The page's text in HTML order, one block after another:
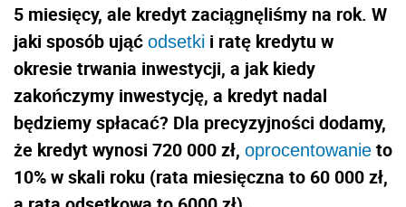
5 miesięcy, ale kredyt zaciągnęliśmy na rok. W
jaki sposób ująć odsetki i ratę kredytu w
okresie trwania inwestycji, a jak kiedy
zakończymy inwestycję, a kredyt nadal
będziemy spłacać? Dla precyzyjności dodamy,
że kredyt wynosi 720 000 zł, oprocentowanie to
10% w skali roku (rata miesięczna to 60 000 zł,